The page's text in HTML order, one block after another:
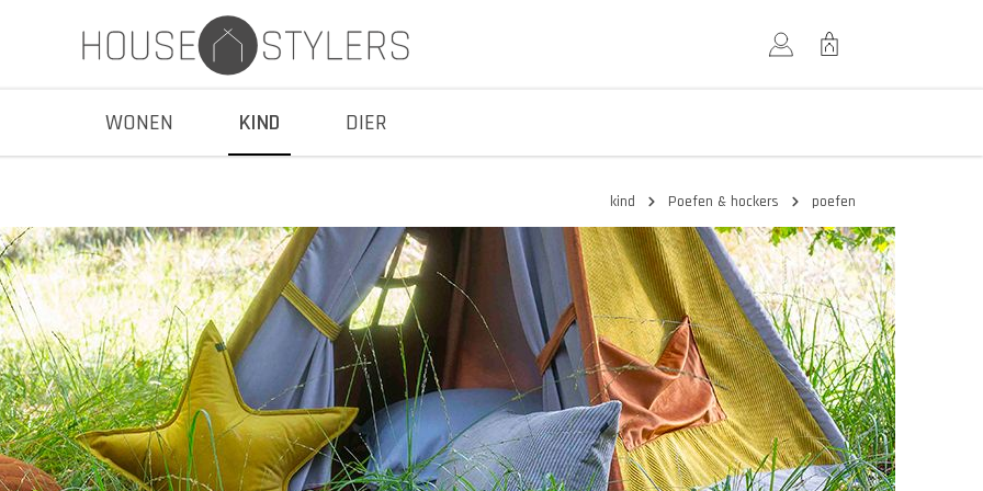
WONEN KIND DIER
Accessoires
kind Poefen & hockers poefen